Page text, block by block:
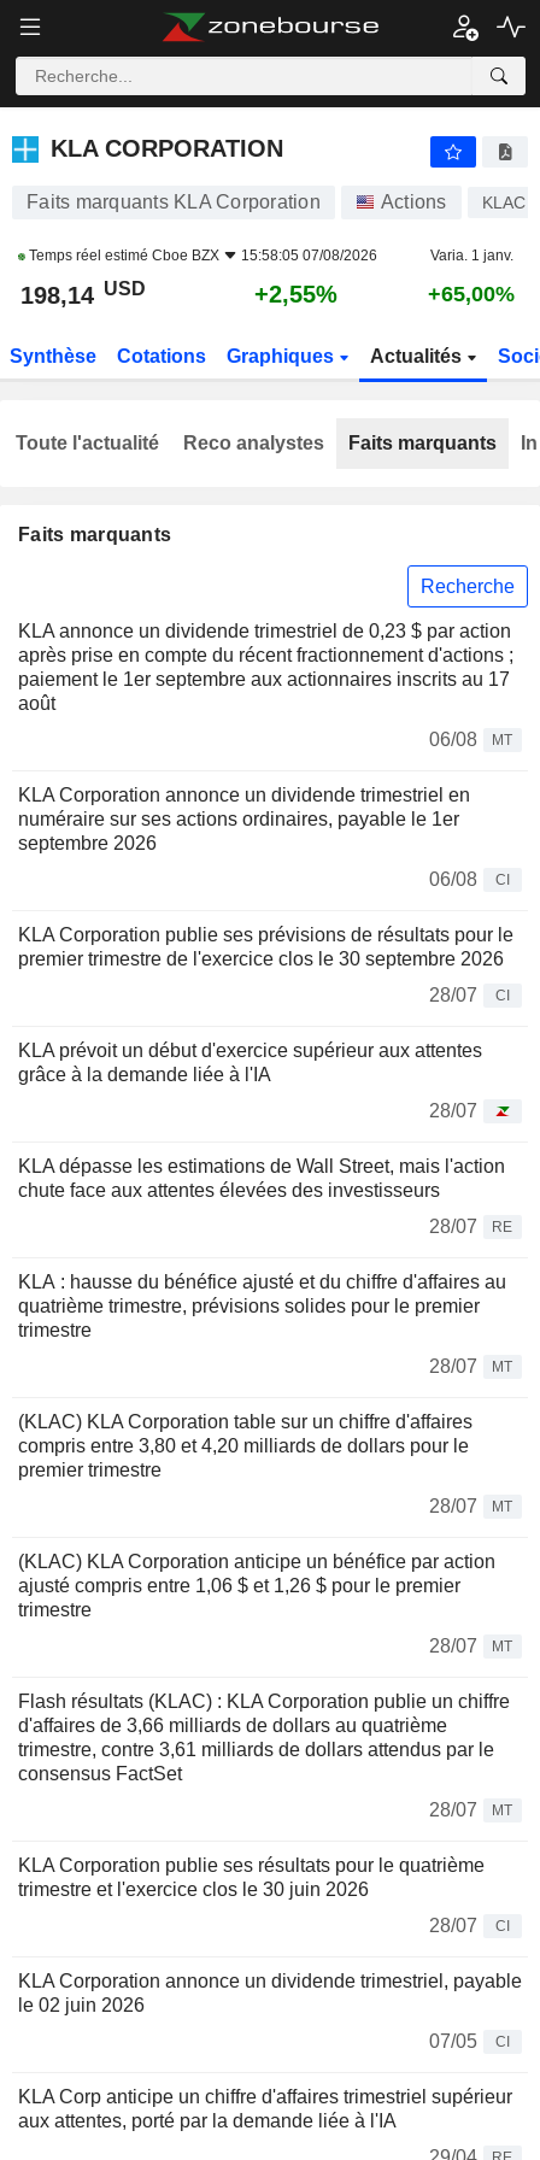
KLA CORPORATION
KLA CORPORATION
Faits marquants KLA Corporation Actions KLAC
Temps réel estimé Cboe BZX 15:58:05 07/08/2026 Varia. 1 janv.
198,14 USD +2,55% +65,00%
Synthèse Cotations Graphiques Actualités
Faits marquants
Recherche
KLA annonce un dividende trimestriel de 0,23 $ par action
après prise en compte du récent fractionnement d'actions ;
paiement le 1er septembre aux actionnaires inscrits au 17
août
06/08
MT
KLA Corporation annonce un dividende trimestriel en
numéraire sur ses actions ordinaires, payable le 1er
septembre 2026
06/08
CI
KLA Corporation publie ses prévisions de résultats pour le
premier trimestre de l'exercice clos le 30 septembre 2026
28/07
CI
KLA prévoit un début d'exercice supérieur aux attentes
grâce à la demande liée à l'IA
28/07
KLA dépasse les estimations de Wall Street, mais l'action
chute face aux attentes élevées des investisseurs
28/07
RE
KLA : hausse du bénéfice ajusté et du chiffre d'affaires au
quatrième trimestre, prévisions solides pour le premier
trimestre
28/07
MT
(KLAC) KLA Corporation table sur un chiffre d'affaires
compris entre 3,80 et 4,20 milliards de dollars pour le
premier trimestre
28/07
MT
(KLAC) KLA Corporation anticipe un bénéfice par action
ajusté compris entre 1,06 $ et 1,26 $ pour le premier
trimestre
28/07
MT
Flash résultats (KLAC) : KLA Corporation publie un chiffre
d'affaires de 3,66 milliards de dollars au quatrième
trimestre, contre 3,61 milliards de dollars attendus par le
consensus FactSet
28/07
MT
KLA Corporation publie ses résultats pour le quatrième
trimestre et l'exercice clos le 30 juin 2026
28/07
CI
KLA Corporation annonce un dividende trimestriel, payable
le 02 juin 2026
07/05
CI
KLA Corp anticipe un chiffre d'affaires trimestriel supérieur
aux attentes, porté par la demande liée à l'IA
Toute l'actualité Reco analystes Faits marquants